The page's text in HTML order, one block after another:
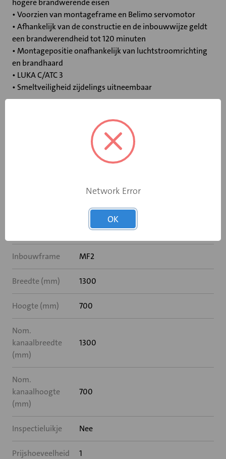
hogere brandwerende eisen
• Voorzien van montageframe en Belimo servomotor
• Afhankelijk van de constructie en de inbouwwijze geldt
een brandwerendheid tot 120 minuten
• Montagepositie onafhankelijk van luchtstroomrichting
en brandhaard
• LUKA C/ATC 3
• Smeltveiligheid zijdelings uitneembaar
Elektromotor 24 V
Nee
Inbouwframe MF2
Breedte (mm) 1300
Hoogte (mm) 700
Nom.
kanaalbreedte
(mm)
1300
Nom.
kanaalhoogte
(mm)
700
Inspectieluikje Nee
Prijshoeveelheid 1
Network Error
OK